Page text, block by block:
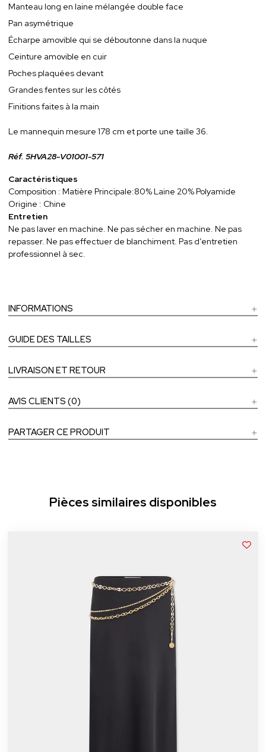
Manteau long en laine mélangée double face
Pan asymétrique
Écharpe amovible qui se déboutonne dans la nuque
Ceinture amovible en cuir
Poches plaquées devant
Grandes fentes sur les côtés
Finitions faites à la main
Le mannequin mesure 178 cm et porte une taille 36.
Réf. 5HVA28-V01001-571
Caractéristiques
Composition : Matière Principale:80% Laine 20% Polyamide
Origine : Chine
Entretien
Ne pas laver en machine. Ne pas sécher en machine. Ne pas
repasser. Ne pas effectuer de blanchiment. Pas d’entretien
professionnel à sec.
INFORMATIONS
GUIDE DES TAILLES
LIVRAISON ET RETOUR
AVIS CLIENTS (0)
PARTAGER CE PRODUIT
Pièces similaires disponibles